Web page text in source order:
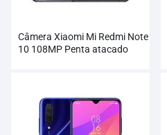
Câmera Xiaomi Mi Redmi Note
10 108MP Penta atacado